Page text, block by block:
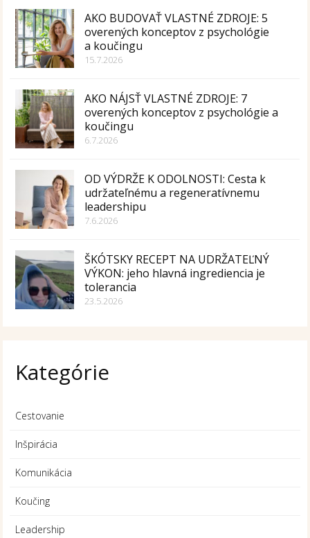
AKO BUDOVAŤ VLASTNÉ ZDROJE: 5
overených konceptov z psychológie
a koučingu
15.7.2026
AKO NÁJSŤ VLASTNÉ ZDROJE: 7
overených konceptov z psychológie a
koučingu
6.7.2026
OD VÝDRŽE K ODOLNOSTI: Cesta k
udržateľnému a regeneratívnemu
leadershipu
7.6.2026
ŠKÓTSKY RECEPT NA UDRŽATEĽNÝ
VÝKON: jeho hlavná ingrediencia je
tolerancia
23.5.2026
Kategórie
Cestovanie
Inšpirácia
Komunikácia
Koučing
Leadership